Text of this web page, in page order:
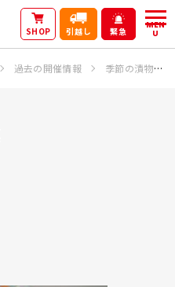
SHOP 引越し 緊急
MEN
U
過去の開催情報 季節の漬物とお惣菜